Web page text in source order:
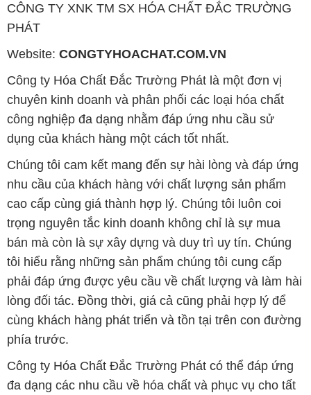
CÔNG TY XNK TM SX HÓA CHẤT ĐẮC TRƯỜNG
PHÁT
Website: CONGTYHOACHAT.COM.VN
Công ty Hóa Chất Đắc Trường Phát là một đơn vị
chuyên kinh doanh và phân phối các loại hóa chất
công nghiệp đa dạng nhằm đáp ứng nhu cầu sử
dụng của khách hàng một cách tốt nhất.
Chúng tôi cam kết mang đến sự hài lòng và đáp ứng
nhu cầu của khách hàng với chất lượng sản phẩm
cao cấp cùng giá thành hợp lý. Chúng tôi luôn coi
trọng nguyên tắc kinh doanh không chỉ là sự mua
bán mà còn là sự xây dựng và duy trì uy tín. Chúng
tôi hiểu rằng những sản phẩm chúng tôi cung cấp
phải đáp ứng được yêu cầu về chất lượng và làm hài
lòng đối tác. Đồng thời, giá cả cũng phải hợp lý để
cùng khách hàng phát triển và tồn tại trên con đường
phía trước.
Công ty Hóa Chất Đắc Trường Phát có thể đáp ứng
đa dạng các nhu cầu về hóa chất và phục vụ cho tất